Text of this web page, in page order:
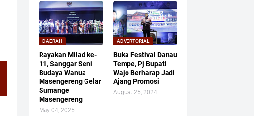
DAERAH
Rayakan Milad ke-
11, Sanggar Seni
Budaya Wanua
Masengereng Gelar
Sumange
Masengereng
May 04, 2025
ADVERTORIAL
Buka Festival Danau
Tempe, Pj Bupati
Wajo Berharap Jadi
Ajang Promosi
August 25, 2024